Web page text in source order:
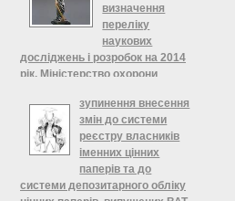
визначення
переліку
наукових
досліджень і розробок на 2014
рік, Міністерство охорони
Про заходи щодо визначення
переліку наукових досліджень і
розробок на 2014 рік Відповідно до
наказу Міністерства охорони
здоров'я України від 5 серпня 2013
року № 687( v0687282-13 ) "Про
зупинення внесення
змін до системи
реєстру власників
іменних цінних
паперів та до
системи депозитарного обліку